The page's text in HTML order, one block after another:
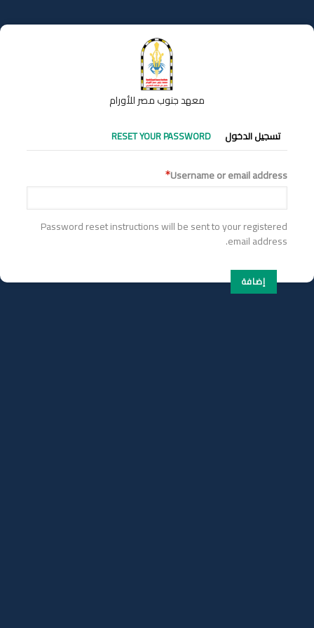
إلى
المحتوى
معهد جنوب مصر للأورام
التبويبات
الأساسية
تسجيل الدخول RESET YOUR PASSWORD
Username or email address
Password reset instructions will be sent to your registered
email address.